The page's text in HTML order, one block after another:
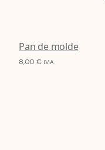
Pan de molde
8,00 € I.V.A.